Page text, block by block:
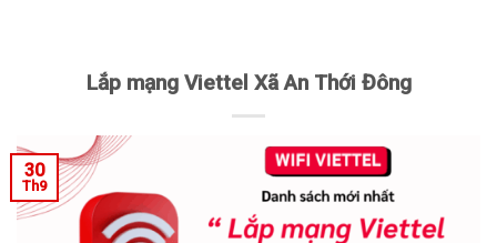
Lắp mạng Viettel Xã An Thới Đông
30
Th9